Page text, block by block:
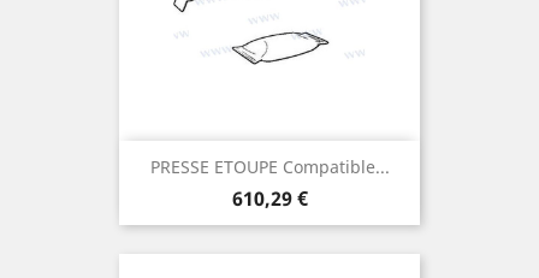
PRESSE ETOUPE Compatible...
Prix
610,29 €